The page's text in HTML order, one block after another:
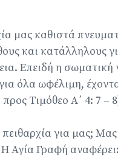
μας καθιστά
και κατάλληλους
Επειδή η σωματική
όλα ωφέλιμη,
Τιμόθεο Α΄ 4: 7 –
πειθαρχία για μας;
Αγία Γραφή